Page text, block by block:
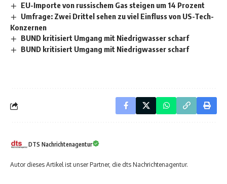
EU-Importe von russischem Gas steigen um 14 Prozent
Umfrage: Zwei Drittel sehen zu viel Einfluss von US-Tech-
Konzernen
BUND kritisiert Umgang mit Niedrigwasser scharf
BUND kritisiert Umgang mit Niedrigwasser scharf
DTS Nachrichtenagentur
Autor dieses Artikel ist unser Partner, die dts Nachrichtenagentur.